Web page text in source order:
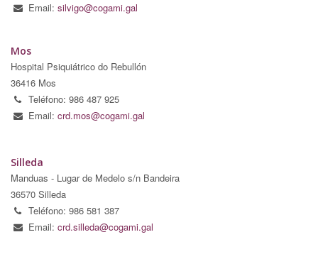
Email: silvigo@cogami.gal
Mos
Hospital Psiquiátrico do Rebullón
36416 Mos
Teléfono: 986 487 925
Email: crd.mos@cogami.gal
Silleda
Manduas - Lugar de Medelo s/n Bandeira
36570 Silleda
Teléfono: 986 581 387
Email: crd.silleda@cogami.gal